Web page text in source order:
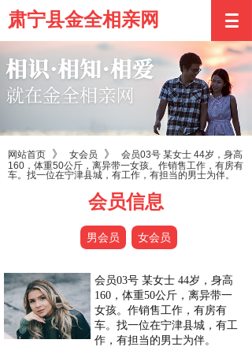
肃宁县金全相亲网
网站首页 》 女会员 》
会员03号 某女士 44岁，身高
160，体重50公斤，离异带一女孩。作销售工作，有房有
车。找一位在宁津县城，有工作，有担当的男士为伴。
会员信息
男会员 女会员
会员03号 某女士 44岁，身高
160，体重50公斤，离异带一
女孩。作销售工作，有房有
车。找一位在宁津县城，有工
作，有担当的男士为伴。